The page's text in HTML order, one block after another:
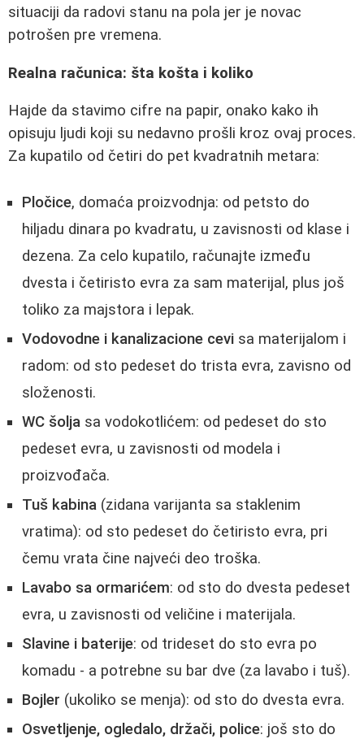
situaciji da radovi stanu na pola jer je novac
potrošen pre vremena.
Realna računica: šta košta i koliko
Hajde da stavimo cifre na papir, onako kako ih
opisuju ljudi koji su nedavno prošli kroz ovaj proces.
Za kupatilo od četiri do pet kvadratnih metara:
Pločice, domaća proizvodnja: od petsto do
hiljadu dinara po kvadratu, u zavisnosti od klase i
dezena. Za celo kupatilo, računajte između
dvesta i četiristo evra za sam materijal, plus još
toliko za majstora i lepak.
Vodovodne i kanalizacione cevi sa materijalom i
radom: od sto pedeset do trista evra, zavisno od
složenosti.
WC šolja sa vodokotlićem: od pedeset do sto
pedeset evra, u zavisnosti od modela i
proizvođača.
Tuš kabina (zidana varijanta sa staklenim
vratima): od sto pedeset do četiristo evra, pri
čemu vrata čine najveći deo troška.
Lavabo sa ormarićem: od sto do dvesta pedeset
evra, u zavisnosti od veličine i materijala.
Slavine i baterije: od trideset do sto evra po
komadu - a potrebne su bar dve (za lavabo i tuš).
Bojler (ukoliko se menja): od sto do dvesta evra.
Osvetljenje, ogledalo, držači, police: još sto do